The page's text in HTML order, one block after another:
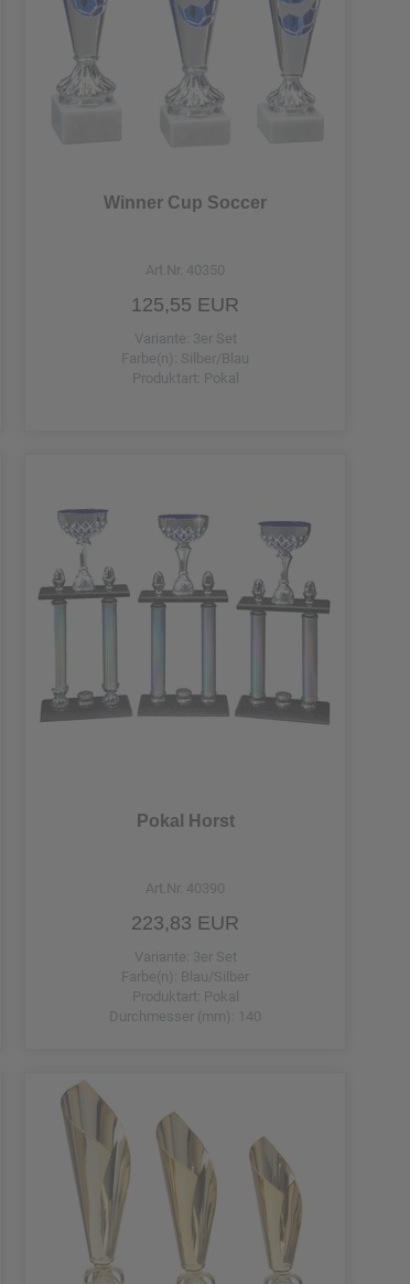
Winner Cup Soccer
Art.Nr. 40350
125,55 EUR
Variante: 3er Set
Farbe(n): Silber/Blau
Produktart: Pokal
Pokal Horst
Art.Nr. 40390
223,83 EUR
Variante: 3er Set
Farbe(n): Blau/Silber
Produktart: Pokal
Durchmesser (mm): 140